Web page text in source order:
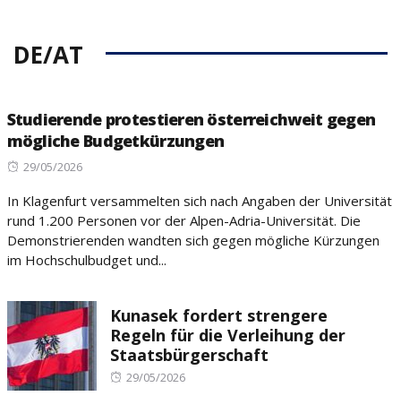
DE/AT
Studierende protestieren österreichweit gegen
mögliche Budgetkürzungen
Posted
29/05/2026
In Klagenfurt versammelten sich nach Angaben der Universität
rund 1.200 Personen vor der Alpen-Adria-Universität. Die
Demonstrierenden wandten sich gegen mögliche Kürzungen
im Hochschulbudget und...
Kunasek fordert strengere
Regeln für die Verleihung der
Staatsbürgerschaft
Posted
29/05/2026